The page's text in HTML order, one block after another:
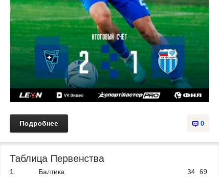
0
Подробнее
Таблица Первенства
1. Балтика 34 69